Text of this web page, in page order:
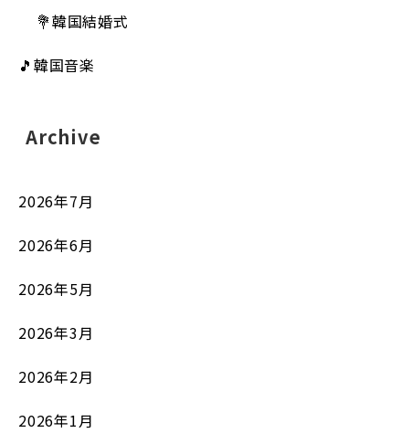
💐韓国結婚式
🎵韓国音楽
Archive
2026年7月
2026年6月
2026年5月
2026年3月
2026年2月
2026年1月